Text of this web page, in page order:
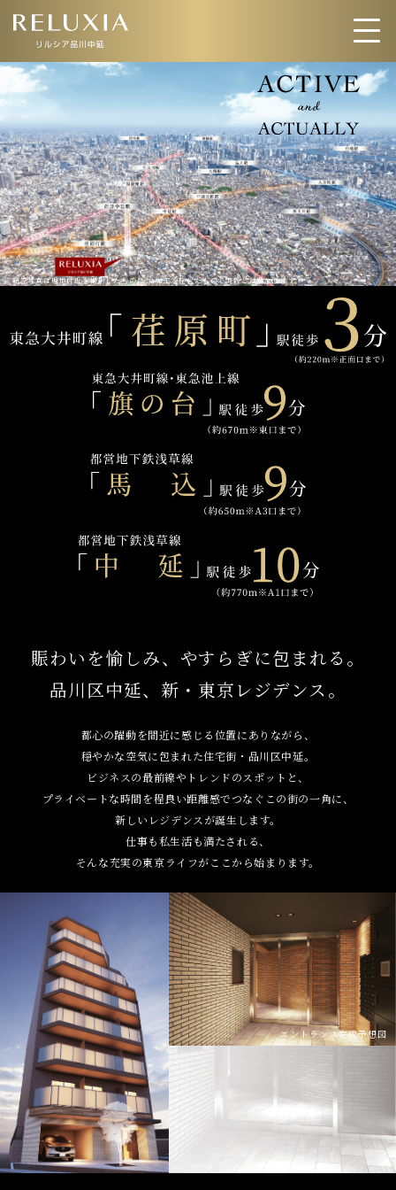
ロケーション
アクセス デザイン
間取り 設備仕様
ブランド
※航空写真は現地付近を撮影したものにCG加工を施したもので実際とは異なります。
賑わいを愉しみ、やすらぎに包まれる。
品川区中延、新・東京レジデンス。
都心の躍動を間近に感じる位置にありながら、
穏やかな空気に包まれた住宅街・品川区中延。
ビジネスの最前線やトレンドのスポットと、
プライベートな時間を程良い距離感でつなぐこの街の一角に、
新しいレジデンスが誕生します。
仕事も私生活も満たされる、
そんな充実の東京ライフがここから始まります。
エントランス完成予想図